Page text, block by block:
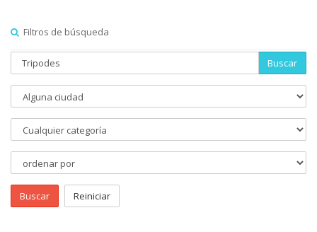
Filtros de búsqueda
Buscar
Buscar Reiniciar